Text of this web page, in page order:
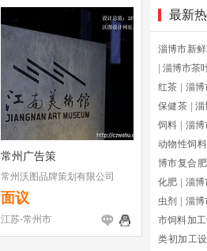
常州广告策
常州沃图品牌策划有限公司
面议
江苏-常州市
最新
淄博市新
淄博市茶
红茶
淄博
保健茶
淄
饲料
淄
动物性饲料
博市复合肥
化肥
淄
虫剂
淄
市饲料加
类初加工